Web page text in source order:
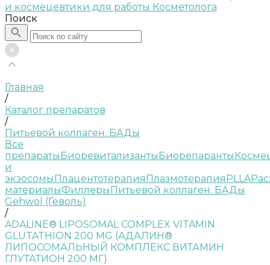
Поиск
Главная
/
Каталог препаратов
/
Питьевой коллаген. БАДы
Все
препаратыБиоревитализантыБиорепаранты
и
экзосомыПлацентотерапияПлазмотерапияPLLA
материалыФиллерыПитьевой коллаген. БАДы
Gehwol (Геволь)
/
ADALINE® LIPOSOMAL COMPLEX VITAMIN
GLUTATHION 200 MG (АДАЛИН®
ЛИПОСОМАЛЬНЫЙ КОМПЛЕКС ВИТАМИН
ГЛУТАТИОН 200 МГ)